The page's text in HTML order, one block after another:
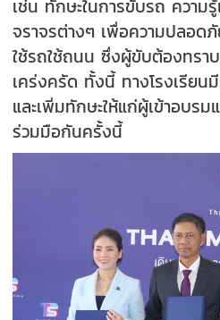
เช่น ทักษะในการขับรถ ควา
จราจรต่างๆ เพื่อความปลอด
ใช้รถใช้ถนน ซึ่งผู้ขับต้องทรา
เคร่งครัด ทั้งนี้ ทางโรงเรียน
และเพิ่มทักษะให้แก่ผู้เข้าอบร
ร่วมมือกันครั้งนี้